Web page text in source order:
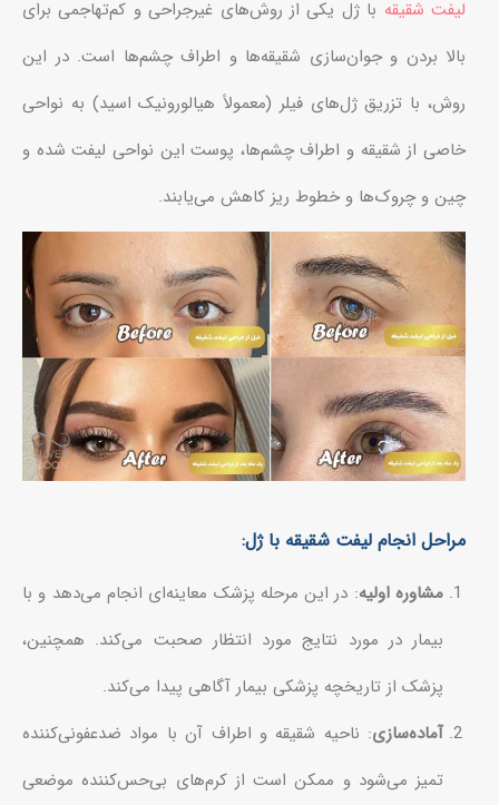
لیفت شقیقه با ژل یکی از روش‌های غیرجراحی و کم‌تهاجمی برای
بالا بردن و جوان‌سازی شقیقه‌ها و اطراف چشم‌ها است. در این
روش، با تزریق ژل‌های فیلر (معمولاً هیالورونیک اسید) به نواحی
خاصی از شقیقه و اطراف چشم‌ها، پوست این نواحی لیفت شده و
چین و چروک‌ها و خطوط ریز کاهش می‌یابند.
مراحل انجام لیفت شقیقه با ژل:
مشاوره اولیه: در این مرحله پزشک معاینه‌ای انجام می‌دهد و با
بیمار در مورد نتایج مورد انتظار صحبت می‌کند. همچنین،
پزشک از تاریخچه پزشکی بیمار آگاهی پیدا می‌کند.
آماده‌سازی: ناحیه شقیقه و اطراف آن با مواد ضدعفونی‌کننده
تمیز می‌شود و ممکن است از کرم‌های بی‌حس‌کننده موضعی